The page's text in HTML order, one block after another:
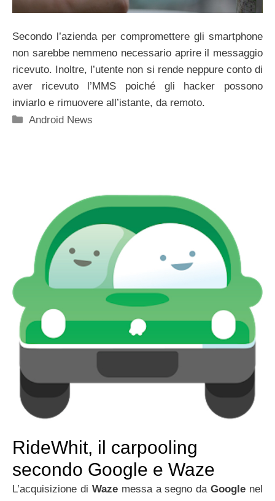
Secondo l’azienda per compromettere gli smartphone
non sarebbe nemmeno necessario aprire il messaggio
ricevuto. Inoltre, l’utente non si rende neppure conto di
aver ricevuto l’MMS poiché gli hacker possono
inviarlo e rimuovere all’istante, da remoto.
Categorie
Android News
RideWhit, il carpooling
secondo Google e Waze
L’acquisizione di Wazemessa a segno daGoogle nel